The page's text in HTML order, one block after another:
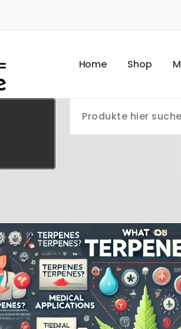
Home Shop M